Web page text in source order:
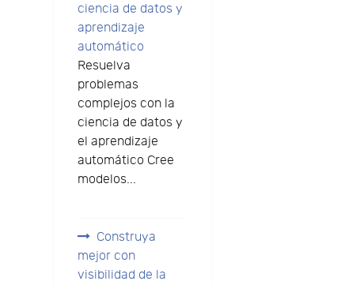
ciencia de datos y
aprendizaje
automático
Resuelva
problemas
complejos con la
ciencia de datos y
el aprendizaje
automático Cree
modelos...
Construya
mejor con
visibilidad de la